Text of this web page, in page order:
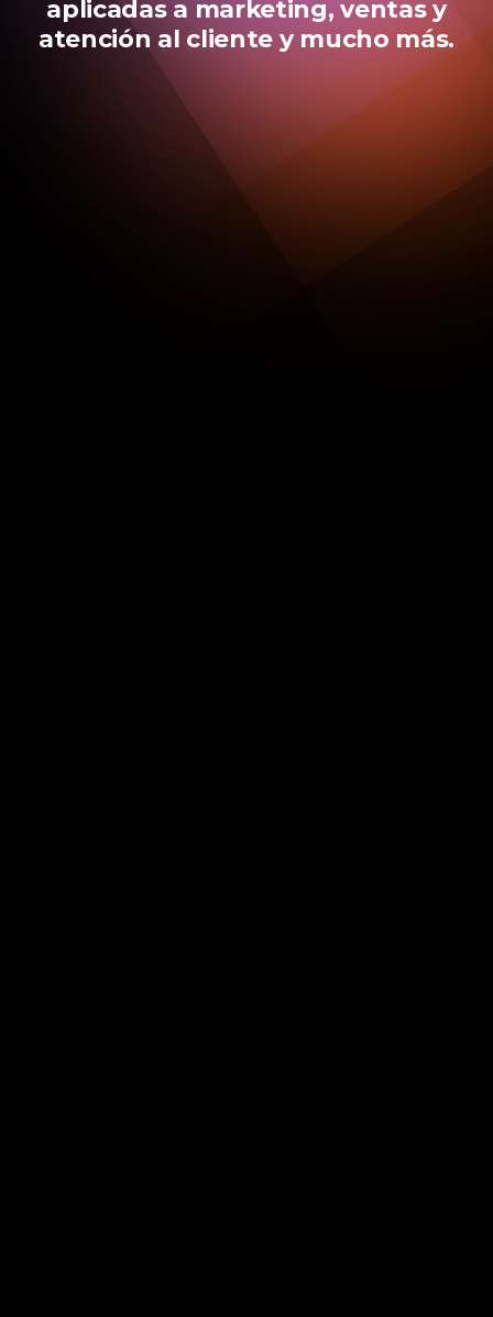
aplicadas a marketing, ventas y
atención al cliente y mucho más.